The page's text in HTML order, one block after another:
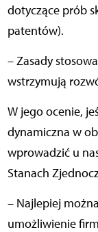
dotyczące prób
patentów).
– Zasady
wstrzymują
W jego ocenie,
dynamiczna w
wprowadzić u
Stanach
– Najlepiej
umożliwienie